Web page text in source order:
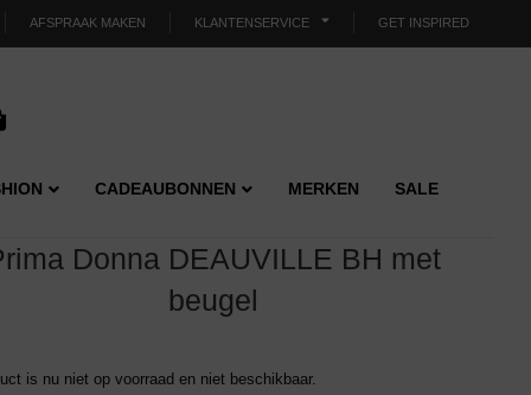
AFSPRAAK MAKEN KLANTENSERVICE GET INSPIRED
CADEAUBONNEN MERKEN SALE
Donna DEAUVILLE BH met
beugel
is nu niet op voorraad en niet beschikbaar.